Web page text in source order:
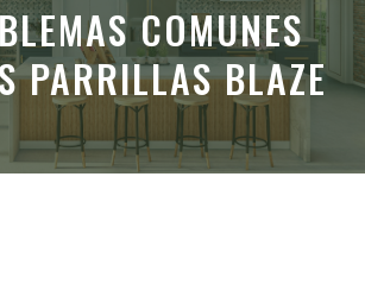
COMUNES
PARRILLAS BLAZE